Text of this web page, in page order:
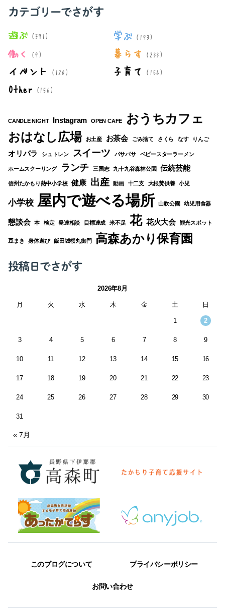
象:
カテゴリーでさがす
遊ぶ (371) 学ぶ (193)
働く (9) 暮らす (233)
イベント (120) 子育て (156)
Other(156)
CANDLE NIGHT Instagram OPEN CAFE おうちカフェ
おはなし広場 お土産 お茶会 ごみ捨て さくら なす りんご
オリパラ シュトレン スイーツ パサパサ ベビースターラーメン
ホームスクーリング ランチ 三国志 九十九谷森林公園 伝統芸能
信州たかもり熱中小学校 健康 出産 動画 十二支 大根焚供養 小児
小学校 屋内で遊べる場所 山吹公園 幼児用食器
懇談会 本 検定 発達相談 目標達成 米不足 花 花火大会 観光スポット
豆まき 身体遊び 飯田城桜丸御門 高森あかり保育園
投稿日でさがす
2026年8月
月 火 水 木 金 土 日
1 2
3 4 5 6 7 8 9
10 11 12 13 14 15 16
17 18 19 20 21 22 23
24 25 26 27 28 29 30
31
« 7月
このブログについて プライバシーポリシー
お問い合わせ